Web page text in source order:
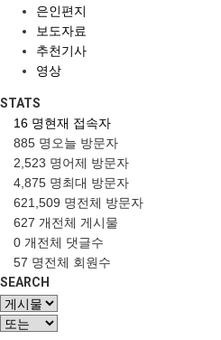
은인편지
보도자료
추천기사
영상
STATS
16 명현재 접속자
885 명오늘 방문자
2,523 명어제 방문자
4,875 명최대 방문자
621,509 명전체 방문자
627 개전체 게시물
0 개전체 댓글수
57 명전체 회원수
SEARCH